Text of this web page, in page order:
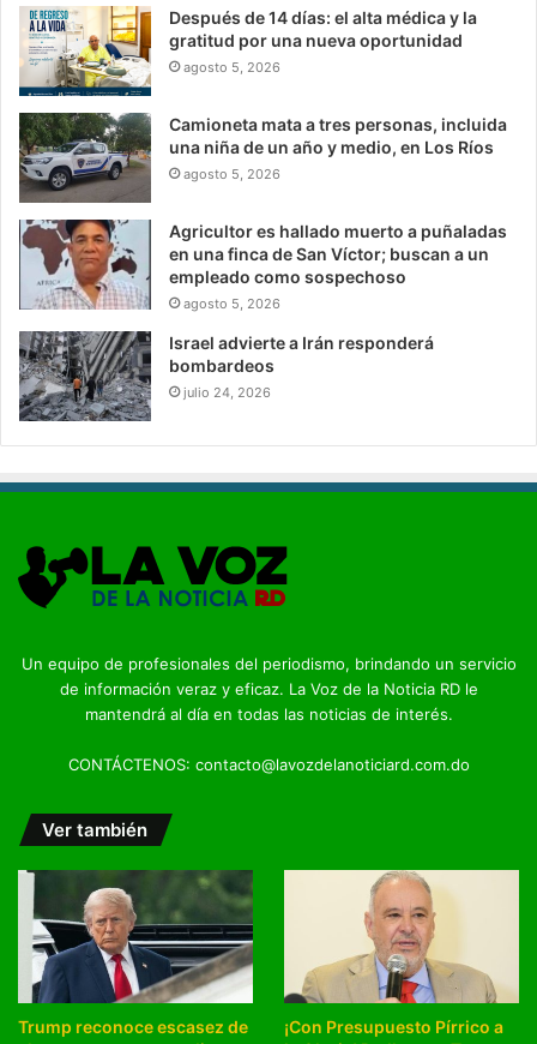
Después de 14 días: el alta médica y la
gratitud por una nueva oportunidad
agosto 5, 2026
Camioneta mata a tres personas, incluida
una niña de un año y medio, en Los Ríos
agosto 5, 2026
Agricultor es hallado muerto a puñaladas
en una finca de San Víctor; buscan a un
empleado como sospechoso
agosto 5, 2026
Israel advierte a Irán responderá
bombardeos
julio 24, 2026
Un equipo de profesionales del periodismo, brindando un servicio
de información veraz y eficaz. La Voz de la Noticia RD le
mantendrá al día en todas las noticias de interés.
CONTÁCTENOS: contacto@lavozdelanoticiard.com.do
Ver también
Trump reconoce escasez de
¡Con Presupuesto Pírrico a